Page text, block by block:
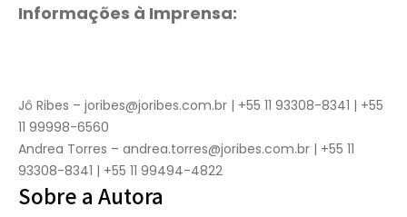
Informações à Imprensa:
Jô Ribes – joribes@joribes.com.br | +55 11 93308-8341 | +55
11 99998-6560
Andrea Torres – andrea.torres@joribes.com.br | +55 11
93308-8341 | +55 11 99494-4822
Sobre a Autora